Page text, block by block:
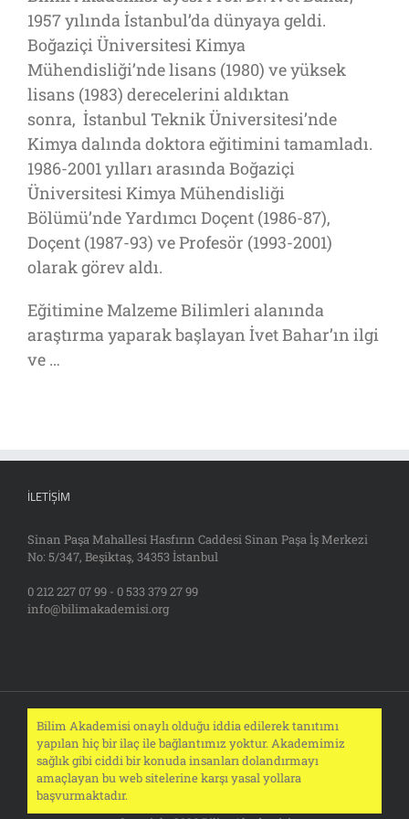
1957 yılında İstanbul’da dünyaya geldi.
Boğaziçi Üniversitesi Kimya
Mühendisliği’nde lisans (1980) ve yüksek
lisans (1983) derecelerini aldıktan
sonra, İstanbul Teknik Üniversitesi’nde
Kimya dalında doktora eğitimini tamamladı.
1986-2001 yılları arasında Boğaziçi
Üniversitesi Kimya Mühendisliği
Bölümü’nde Yardımcı Doçent (1986-87),
Doçent (1987-93) ve Profesör (1993-2001)
olarak görev aldı.
Eğitimine Malzeme Bilimleri alanında
araştırma yaparak başlayan İvet Bahar’ın ilgi
ve …
İLETIŞIM
Sinan Paşa Mahallesi Hasfırın Caddesi Sinan Paşa İş Merkezi
No: 5/347, Beşiktaş, 34353 İstanbul
0 212 227 07 99 - 0 533 379 27 99
info@bilimakademisi.org
Bilim Akademisi onaylı olduğu iddia edilerek tanıtımı
yapılan hiç bir ilaç ile bağlantımız yoktur. Akademimiz
sağlık gibi ciddi bir konuda insanları dolandırmayı
amaçlayan bu web sitelerine karşı yasal yollara
başvurmaktadır.